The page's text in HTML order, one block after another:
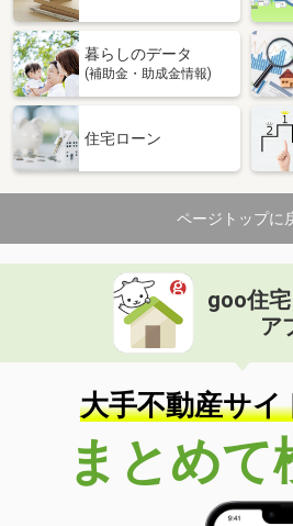
暮らしのデータ
(補助金・助成金情報)
住宅ローン
ページトップに
goo住
ア
大手不動産サイ
まとめて